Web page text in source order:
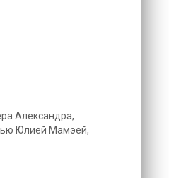
Александра,
Юлией Мамэей,